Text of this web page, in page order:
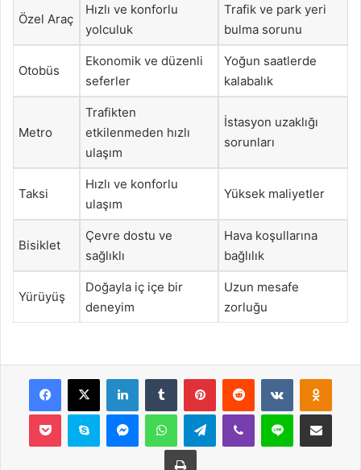
Özel Araç
Hızlı ve konforlu
yolculuk
Trafik ve park yeri
bulma sorunu
Otobüs
Ekonomik ve düzenli
seferler
Yoğun saatlerde
kalabalık
Metro
Trafikten
etkilenmeden hızlı
ulaşım
İstasyon uzaklığı
sorunları
Taksi
Hızlı ve konforlu
ulaşım
Yüksek maliyetler
Bisiklet
Çevre dostu ve
sağlıklı
Hava koşullarına
bağlılık
Yürüyüş
Doğayla iç içe bir
deneyim
Uzun mesafe
zorluğu
Facebook
X LinkedInTumblr PinterestReddit VKontakte
Pocket Skype MessengerWhatsAppTelegramViber Line E-Posta ile
Yazdır